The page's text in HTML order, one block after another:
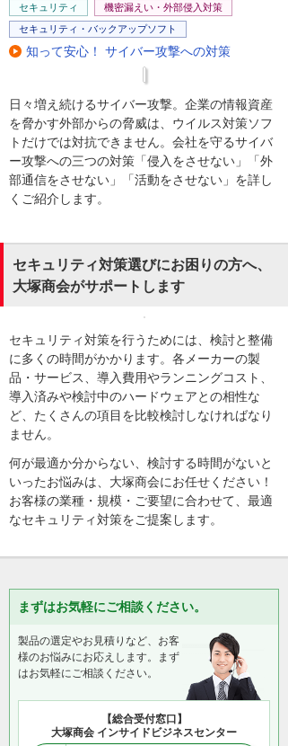
セキュリティ
機密漏えい・外部侵入対策
セキュリティ・バックアップソフト
知って安心！ サイバー攻撃への対策
日々増え続けるサイバー攻撃。企業の情報資産
を脅かす外部からの脅威は、ウイルス対策ソフ
トだけでは対抗できません。会社を守るサイバ
ー攻撃への三つの対策「侵入をさせない」「外
部通信をさせない」「活動をさせない」を詳し
くご紹介します。
セキュリティ対策選びにお困りの方へ、
大塚商会がサポートします
セキュリティ対策を行うためには、検討と整備
に多くの時間がかかります。各メーカーの製
品・サービス、導入費用やランニングコスト、
導入済みや検討中のハードウェアとの相性な
ど、たくさんの項目を比較検討しなければなり
ません。
何が最適か分からない、検討する時間がないと
いったお悩みは、大塚商会にお任せください！
お客様の業種・規模・ご要望に合わせて、最適
なセキュリティ対策をご提案します。
まずはお気軽にご相談ください。
製品の選定やお見積りなど、お客
様のお悩みにお応えします。まず
はお気軽にご相談ください。
【総合受付窓口】
大塚商会 インサイドビジネスセンター